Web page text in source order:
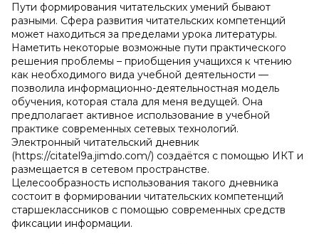
Пути формирования читательских умений бывают
разными. Сфера развития читательских компетенций
может находиться за пределами урока литературы.
Наметить некоторые возможные пути практического
решения проблемы – приобщения учащихся к чтению
как необходимого вида учебной деятельности —
позволила информационно-деятельностная модель
обучения, которая стала для меня ведущей. Она
предполагает активное использование в учебной
практике современных сетевых технологий.
Электронный читательский дневник
(https://citatel9a.jimdo.com/) создаётся с помощью ИКТ и
размещается в сетевом пространстве.
Целесообразность использования такого дневника
состоит в формировании читательских компетенций
старшеклассников с помощью современных средств
фиксации информации.